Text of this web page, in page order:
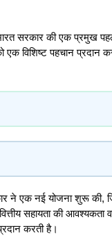
सरकार की एक प्रमुख
एक विशिष्ट पहचान प्रदान
ने एक नई योजना शुरू
सहायता की आवश्यकता
करती है।